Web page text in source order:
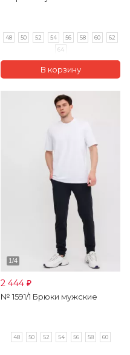
48 50 52 54 56 58 60
62
64
2 444 ₽
№ 1591/1 Брюки мужские
48 50 52 54 56 58 60